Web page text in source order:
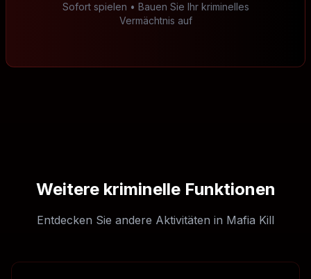
Sofort spielen • Bauen Sie Ihr kriminelles
Vermächtnis auf
Weitere kriminelle Funktionen
Entdecken Sie andere Aktivitäten in Mafia Kill